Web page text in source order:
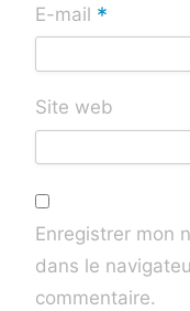
E-mail *
Site web
Enregistrer mon
dans le
commentaire.